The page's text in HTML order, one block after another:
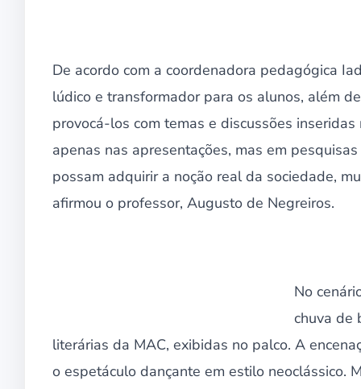
De acordo com a coordenadora pedagógica
lúdico e transformador para os alunos, além
provocá-los com temas e discussões
apenas nas apresentações, mas em
possam adquirir a noção real da sociedade,
afirmou o professor, Augusto de Negreiros.
No
chuva de
literárias da MAC, exibidas no palco. A
o espetáculo dançante em estilo neoclássico.